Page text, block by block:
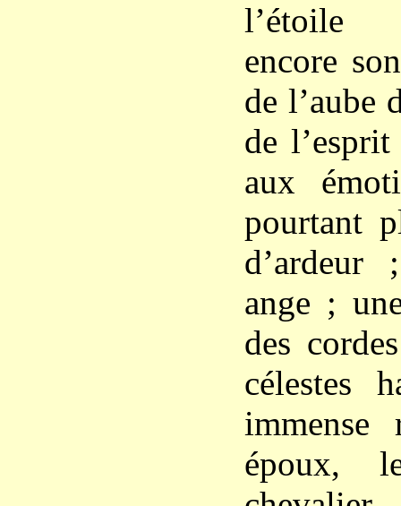
l’étoile
encore
de l’aube
de
aux
pourtant
ange ;
des
célestes
immense
époux,